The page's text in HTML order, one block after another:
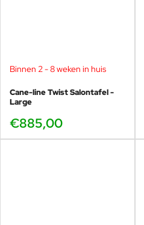
Binnen 2 - 8 weken in huis
Cane-line Twist Salontafel -
Large
€885,00